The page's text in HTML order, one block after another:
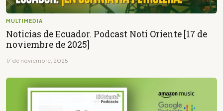
MULTIMEDIA
Noticias de Ecuador. Podcast Noti Oriente [17 de
noviembre de 2025]
17 de noviembre, 2025